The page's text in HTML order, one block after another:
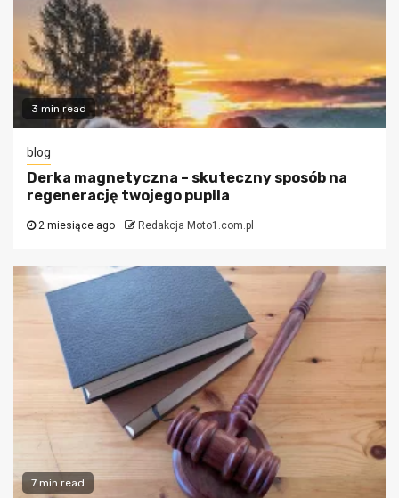
3 min read
blog
Derka magnetyczna – skuteczny sposób na
regenerację twojego pupila
2 miesiące ago Redakcja Moto1.com.pl
7 min read